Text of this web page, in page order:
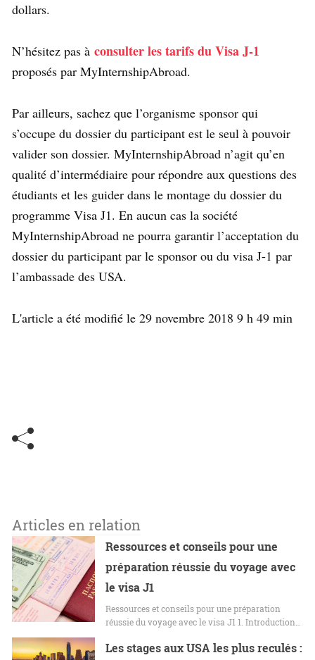
dollars.
N’hésitez pas à consulter les tarifs du Visa J-1
proposés par MyInternshipAbroad.
Par ailleurs, sachez que l’organisme sponsor qui
s’occupe du dossier du participant est le seul à pouvoir
valider son dossier. MyInternshipAbroad n’agit qu’en
qualité d’intermédiaire pour répondre aux questions des
étudiants et les guider dans le montage du dossier du
programme Visa J1. En aucun cas la société
MyInternshipAbroad ne pourra garantir l’acceptation du
dossier du participant par le sponsor ou du visa J-1 par
l’ambassade des USA.
L'article a été modifié le 29 novembre 2018 9 h 49 min
Articles en relation
Ressources et conseils pour une
préparation réussie du voyage avec
le visa J1
Ressources et conseils pour une préparation
réussie du voyage avec le visa J1 1. Introduction…
Les stages aux USA les plus reculés :